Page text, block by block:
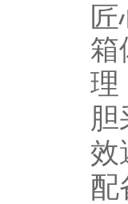
箱
理
效
配